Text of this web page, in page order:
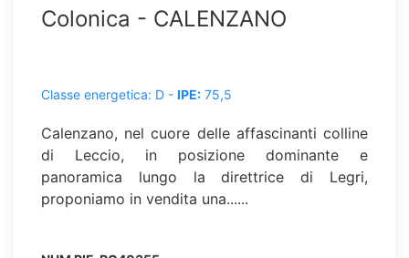
Colonica - CALENZANO
Classe energetica: D - IPE: 75,5
Calenzano, nel cuore delle affascinanti colline
di Leccio, in posizione dominante e
panoramica lungo la direttrice di Legri,
proponiamo in vendita una......